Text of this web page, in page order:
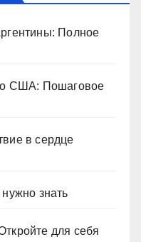
Полное
США: Пошаговое
в сердце
знать
для себя